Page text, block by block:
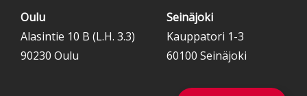
Oulu
Alasintie 10 B (L.H. 3.3)
90230 Oulu
Seinäjoki
Kauppatori 1-3
60100 Seinäjoki